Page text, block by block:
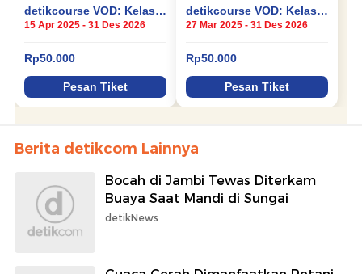
Berita detikcom Lainnya
Bocah di Jambi Tewas Diterkam
Buaya Saat Mandi di Sungai
detikNews